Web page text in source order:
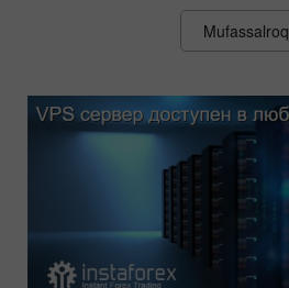
Mufassalroq